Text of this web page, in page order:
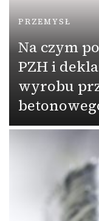
PRZEMYSŁ
Na czym
PZH i
wyrobu